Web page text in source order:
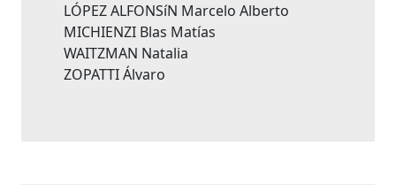
LÓPEZ ALFONSíN Marcelo Alberto
MICHIENZI Blas Matías
WAITZMAN Natalia
ZOPATTI Álvaro